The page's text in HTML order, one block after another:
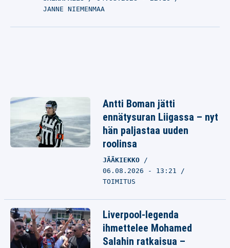
JANNE NIEMENMAA
Antti Boman jätti
ennätysuran Liigassa – nyt
hän paljastaa uuden
roolinsa
JÄÄKIEKKO
06.08.2026 - 13:21
TOIMITUS
Liverpool-legenda
ihmettelee Mohamed
Salahin ratkaisua –